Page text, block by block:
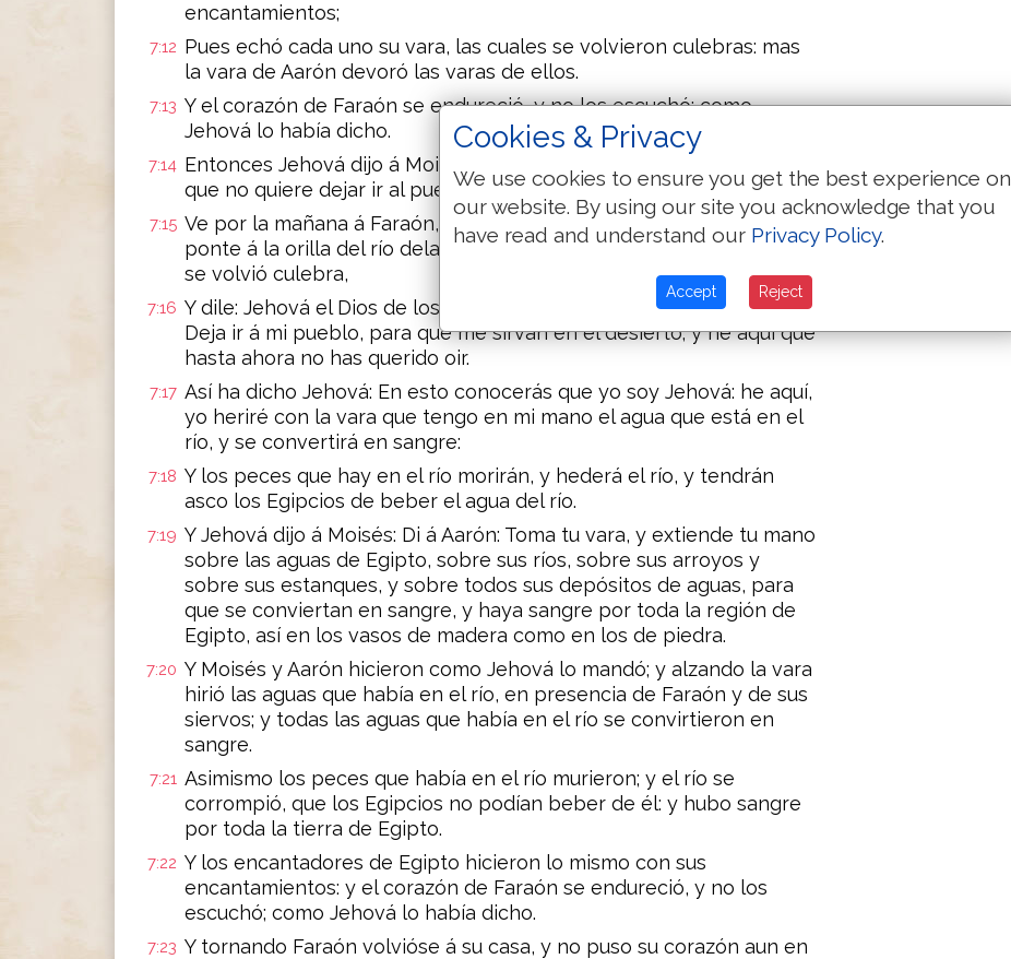
encantamientos;
7:12 Pues echó cada uno su vara, las cuales se volvieron culebras: mas
la vara de Aarón devoró las varas de ellos.
7:13 Y el corazón de Faraón se endureció, y no los escuchó; como
Jehová lo había dicho.
7:14 Entonces Jehová dijo á Moisés: El corazón de Faraón está agravado,
que no quiere dejar ir al pueblo.
7:15 Ve por la mañana á Faraón, he aquí que él sale á las aguas; y tú
ponte á la orilla del río delante de él, y toma en tu mano la vara que
se volvió culebra,
7:16 Y dile: Jehová el Dios de los Hebreos me ha enviado á ti, diciendo:
Deja ir á mi pueblo, para que me sirvan en el desierto; y he aquí que
hasta ahora no has querido oir.
7:17 Así ha dicho Jehová: En esto conocerás que yo soy Jehová: he aquí,
yo heriré con la vara que tengo en mi mano el agua que está en el
río, y se convertirá en sangre:
7:18 Y los peces que hay en el río morirán, y hederá el río, y tendrán
asco los Egipcios de beber el agua del río.
7:19 Y Jehová dijo á Moisés: Di á Aarón: Toma tu vara, y extiende tu mano
sobre las aguas de Egipto, sobre sus ríos, sobre sus arroyos y
sobre sus estanques, y sobre todos sus depósitos de aguas, para
que se conviertan en sangre, y haya sangre por toda la región de
Egipto, así en los vasos de madera como en los de piedra.
7:20 Y Moisés y Aarón hicieron como Jehová lo mandó; y alzando la vara
hirió las aguas que había en el río, en presencia de Faraón y de sus
siervos; y todas las aguas que había en el río se convirtieron en
sangre.
7:21 Asimismo los peces que había en el río murieron; y el río se
corrompió, que los Egipcios no podían beber de él: y hubo sangre
por toda la tierra de Egipto.
7:22 Y los encantadores de Egipto hicieron lo mismo con sus
encantamientos: y el corazón de Faraón se endureció, y no los
escuchó; como Jehová lo había dicho.
7:23 Y tornando Faraón volvióse á su casa, y no puso su corazón aun en
Cookies & Privacy
We use cookies to ensure you get the best experience on
our website. By using our site you acknowledge that you
have read and understand our Privacy Policy.
Accept Reject